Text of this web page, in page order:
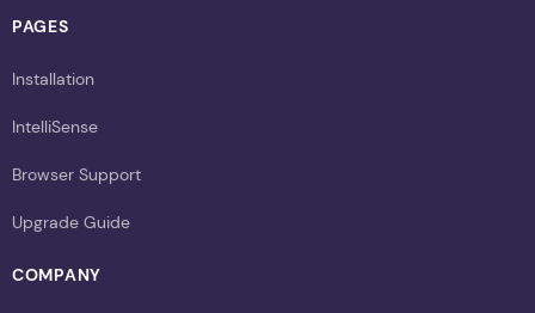
PAGES
Installation
IntelliSense
Browser Support
Upgrade Guide
COMPANY